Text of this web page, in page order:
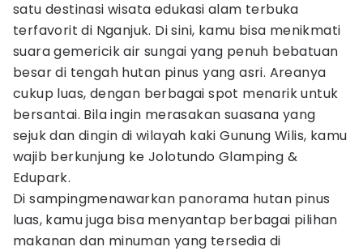
satu destinasi wisata edukasi alam terbuka
terfavorit di Nganjuk. Di sini, kamu bisa menikmati
suara gemericik air sungai yang penuh bebatuan
besar di tengah hutan pinus yang asri. Areanya
cukup luas, dengan berbagai spot menarik untuk
bersantai. Bila ingin merasakan suasana yang
sejuk dan dingin di wilayah kaki Gunung Wilis, kamu
wajib berkunjung ke Jolotundo Glamping &
Edupark.
Di sampingmenawarkan panorama hutan pinus
luas, kamu juga bisa menyantap berbagai pilihan
makanan dan minuman yang tersedia di